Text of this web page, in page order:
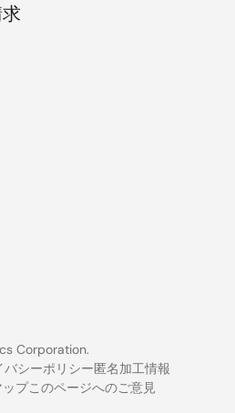
Corporation.
バシーポリシー匿名加工情報
プこのページへのご意見